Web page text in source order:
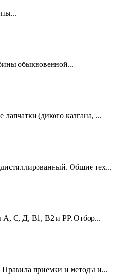
обыкновенной...
(дикого калгана, ...
Общие тех...
С, Д, В1, В2 и РР. Отбор...
приемки и методы и...